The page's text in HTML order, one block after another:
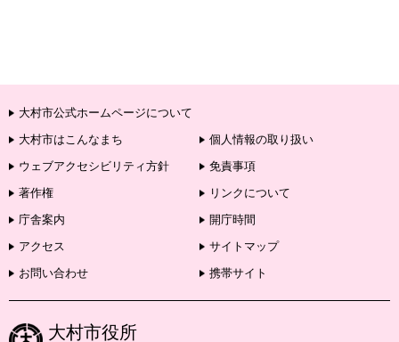
大村市公式ホームページについて
大村市はこんなまち
個人情報の取り扱い
ウェブアクセシビリティ方針
免責事項
著作権
リンクについて
庁舎案内
開庁時間
アクセス
サイトマップ
お問い合わせ
携帯サイト
大村市役所